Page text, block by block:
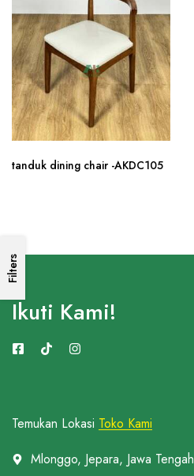
Filters
tanduk dining chair -AKDC105
Temukan Lokasi Toko Kami
Mlonggo, Jepara, Jawa Tengah
Ikuti Kami!